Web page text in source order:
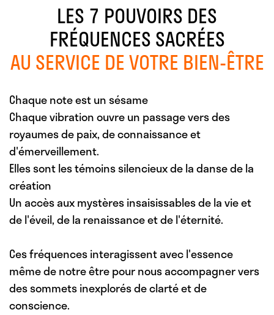
LES 7 POUVOIRS DES
FRÉQUENCES SACRÉES
AU SERVICE DE VOTRE BIEN-ÊTRE
Chaque note est un sésame
Chaque vibration ouvre un passage vers des
royaumes de paix, de connaissance et
d'émerveillement.
Elles sont les témoins silencieux de la danse de la
création
Un accès aux mystères insaisissables de la vie et
de l'éveil, de la renaissance et de l'éternité.
Ces fréquences interagissent avec l'essence
même de notre être pour nous accompagner vers
des sommets inexplorés de clarté et de
conscience.